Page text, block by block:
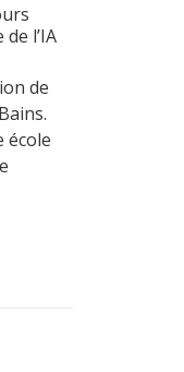
l’IA
de
école